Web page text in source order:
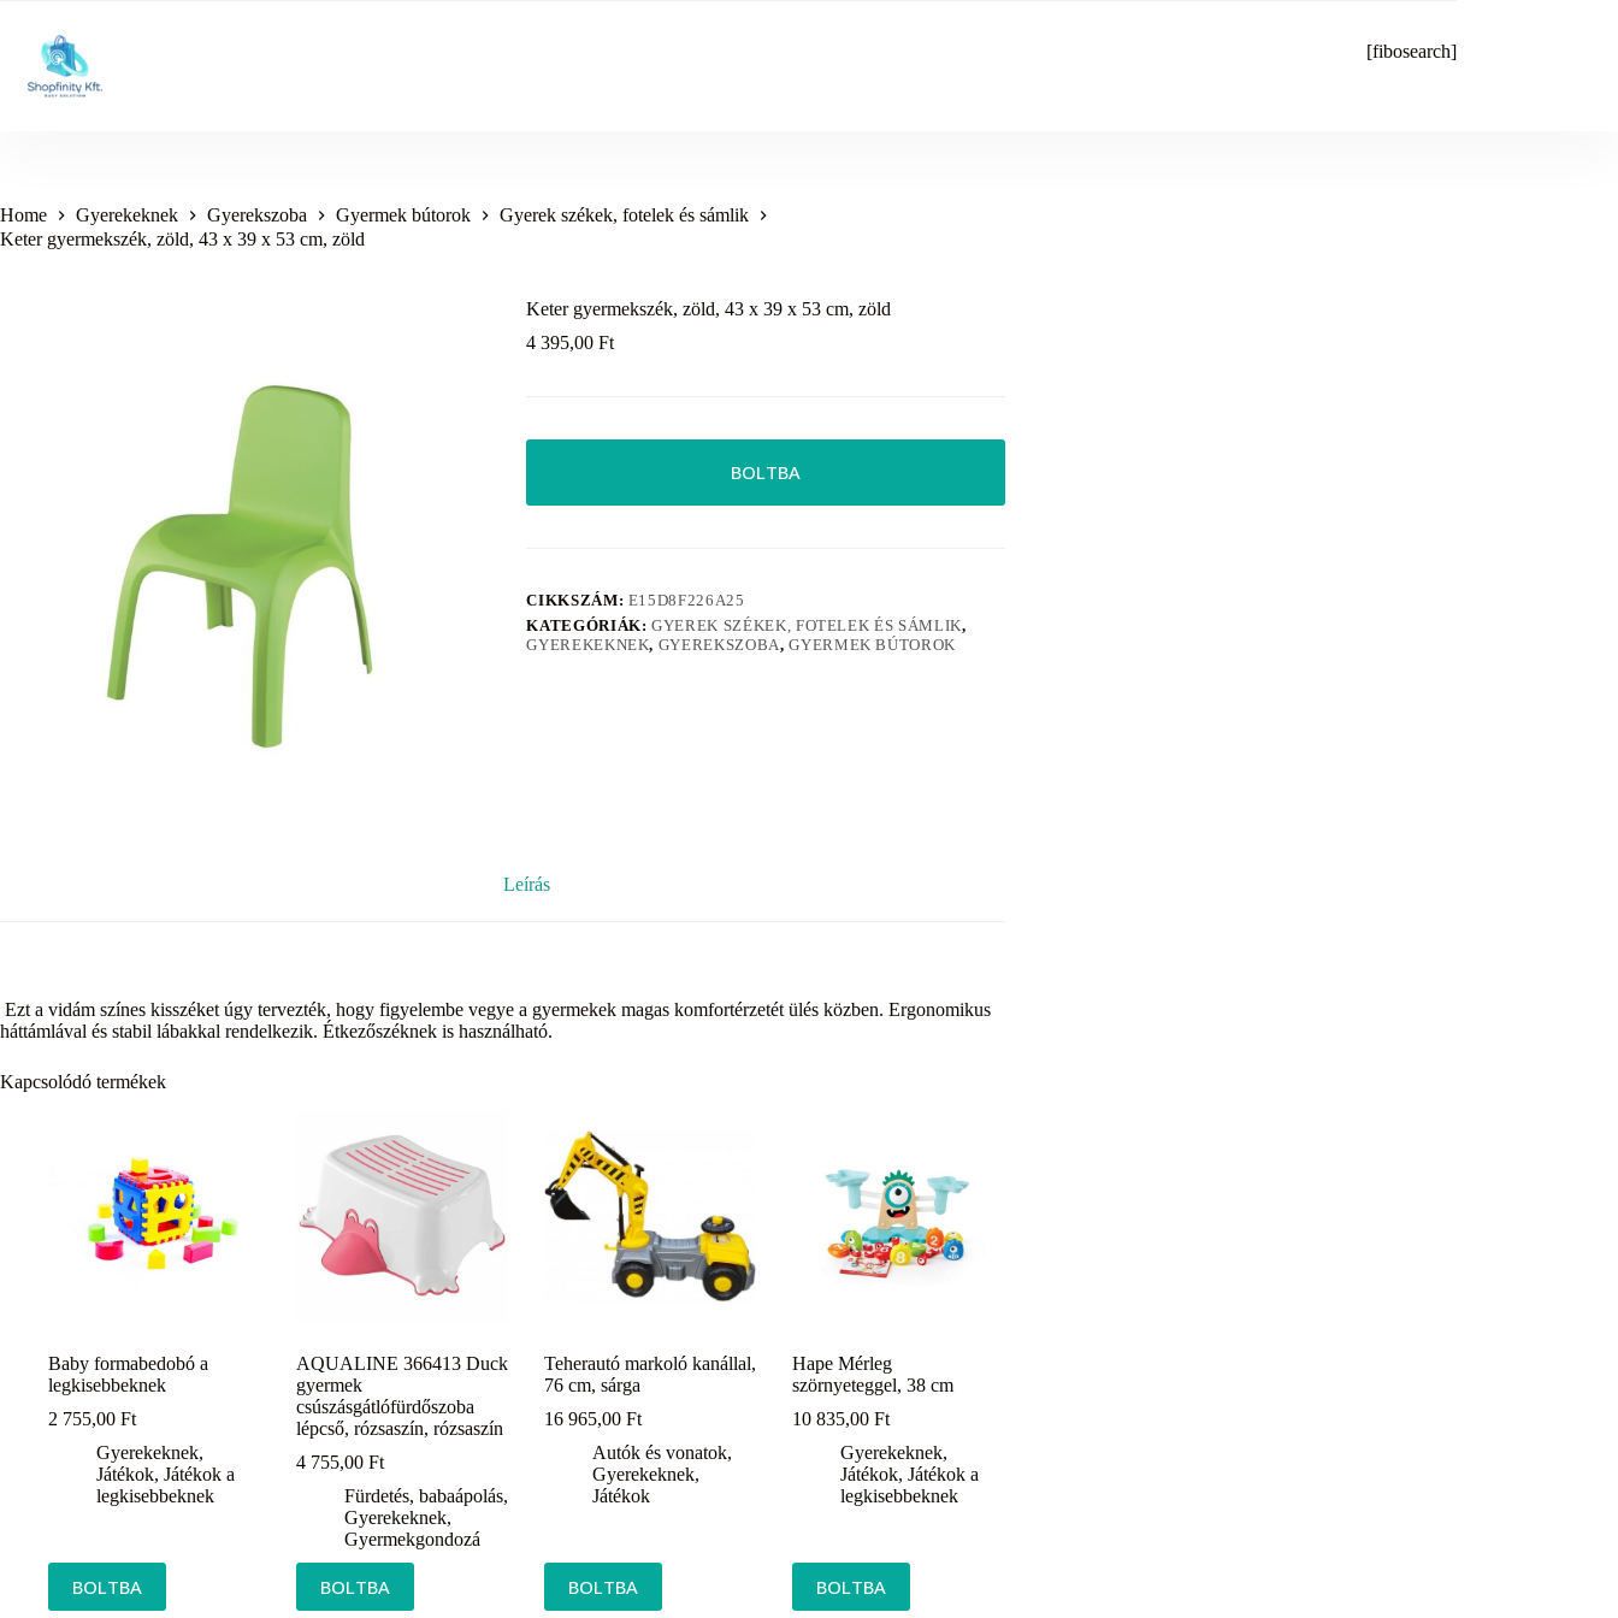
content
[fibosearch]
Home Gyerekeknek Gyerekszoba Gyermek bútorok
Gyerek székek, fotelek és sámlik
Keter gyermekszék, zöld, 43 x 39 x 53 cm, zöld
Keter gyermekszék, zöld, 43 x 39 x 53 cm, zöld
4 395,00Ft
BOLTBA
CIKKSZÁM: E15D8F226A25
KATEGÓRIÁK:GYEREK SZÉKEK, FOTELEK ÉS SÁMLIK,
GYEREKEKNEK, GYEREKSZOBA,GYERMEK BÚTOROK
Leírás
Ezt a vidám színes kisszéket úgy tervezték, hogy figyelembe vegye a gyermekek magas komfortérzetét ülés közben. Ergonomikus
háttámlával és stabil lábakkal rendelkezik. Étkezőszéknek is használható.
Kapcsolódó termékek
Baby formabedobó a
legkisebbeknek
2 755,00 Ft
Gyerekeknek,
Játékok, Játékok a
legkisebbeknek
BOLTBA
AQUALINE 366413 Duck
gyermek
csúszásgátlófürdőszoba
lépcső, rózsaszín, rózsaszín
4 755,00Ft
Fürdetés, babaápolás,
Gyerekeknek,
Gyermekgondozá
BOLTBA
Teherautó markoló kanállal,
76 cm, sárga
16 965,00Ft
Autók és vonatok,
Gyerekeknek,
Játékok
BOLTBA
Hape Mérleg
szörnyeteggel, 38 cm
10 835,00Ft
Gyerekeknek,
Játékok,Játékok a
legkisebbeknek
BOLTBA